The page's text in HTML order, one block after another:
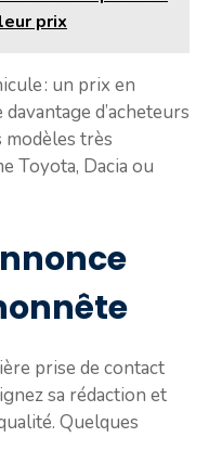
prix
: un prix en
d’acheteurs
très
Toyota, Dacia ou
prise de contact
sa rédaction et
Quelques